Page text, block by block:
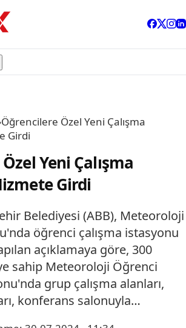
Öğrencilere Özel Yeni Çalışma
Girdi
Yeni Çalışma
Girdi
Belediyesi (ABB), Meteoroloji
öğrenci çalışma istasyonu
açıklamaya göre, 300
sahip Meteoroloji Öğrenci
grup çalışma alanları,
konferans salonuyla…